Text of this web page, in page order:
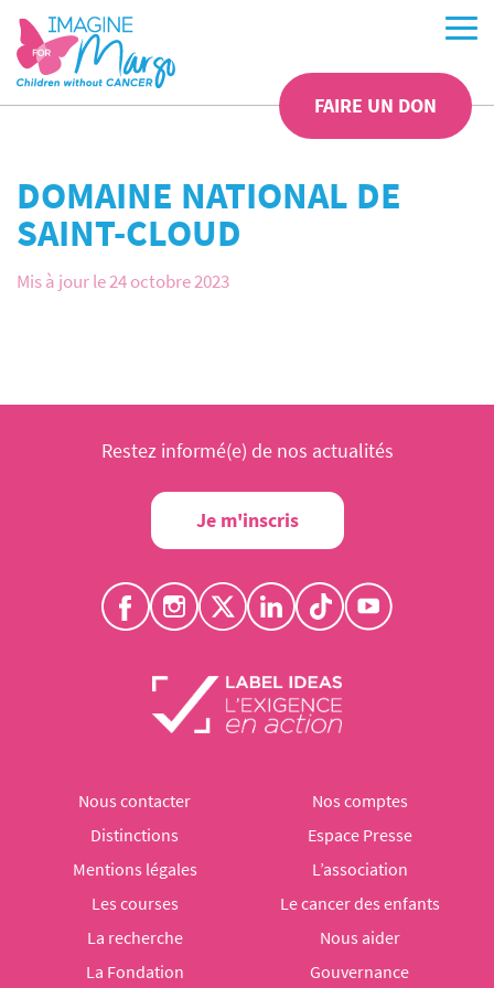
FAIRE UN DON
DOMAINE NATIONAL DE
SAINT-CLOUD
Mis à jour le 24 octobre 2023
Restez informé(e) de nos actualités
Je m'inscris
Nous contacter
Nos comptes
Distinctions
Espace Presse
Mentions légales
L’association
Les courses
Le cancer des enfants
La recherche
Nous aider
La Fondation
Gouvernance